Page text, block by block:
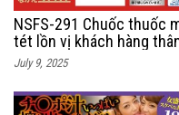
NSFS-291 Chuốc thuốc
tét lồn vị khách hàng
July 9, 2025